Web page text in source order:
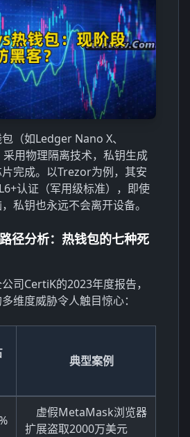
（如Ledger Nano X、
用物理隔离技术，私钥生成
完成。以Trezor为例，其安
认证（军用级标准），即使
私钥也永远不会离开设备。
径分析：热钱包的七种死
司CertiK的2023年度报告，
维度威胁令人触目惊心：
典型案例
虚假MetaMask浏览器
扩展盗取2000万美元